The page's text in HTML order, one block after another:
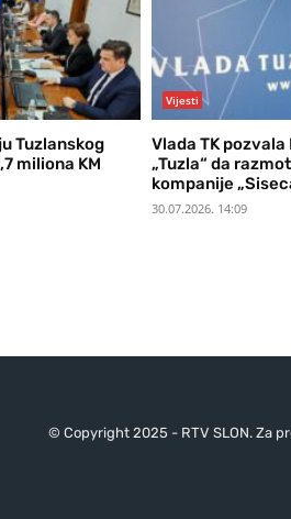
Tuzlanskog
miliona KM
Vijesti
Vlada TK pozvala
„Tuzla“ da
kompanije
30.07.2026. 14:09
© Copyright 2025 - RTV SLON. Za